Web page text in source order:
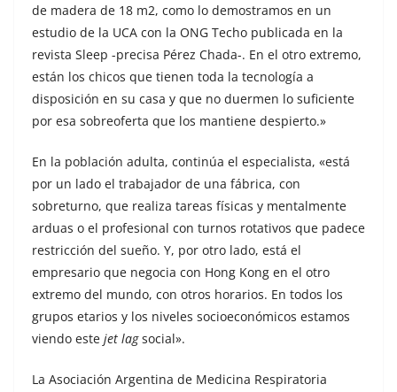
de madera de 18 m2, como lo demostramos en un
estudio de la UCA con la ONG Techo publicada en la
revista Sleep -precisa Pérez Chada-. En el otro extremo,
están los chicos que tienen toda la tecnología a
disposición en su casa y que no duermen lo suficiente
por esa sobreoferta que los mantiene despierto.»
En la población adulta, continúa el especialista, «está
por un lado el trabajador de una fábrica, con
sobreturno, que realiza tareas físicas y mentalmente
arduas o el profesional con turnos rotativos que padece
restricción del sueño. Y, por otro lado, está el
empresario que negocia con Hong Kong en el otro
extremo del mundo, con otros horarios. En todos los
grupos etarios y los niveles socioeconómicos estamos
viendo este jet lagsocial».
La Asociación Argentina de Medicina Respiratoria